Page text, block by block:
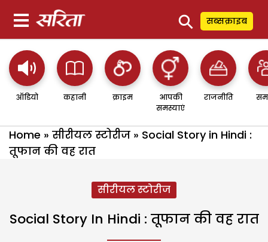
⚲ सब्सक्राइब
ऑडियो कहानी क्राइम
आपकी
समस्याएं
राजनीति
Home » सीरीयल स्टोरीज » Social Story in Hindi :
तूफान की वह रात
सीरीयल स्टोरीज
Social Story In Hindi : तूफान की वह रात